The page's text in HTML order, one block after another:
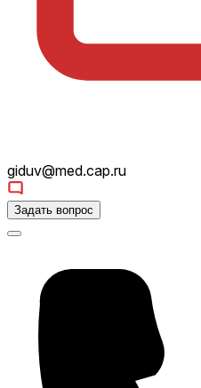
giduv@med.cap.ru
Задать вопрос